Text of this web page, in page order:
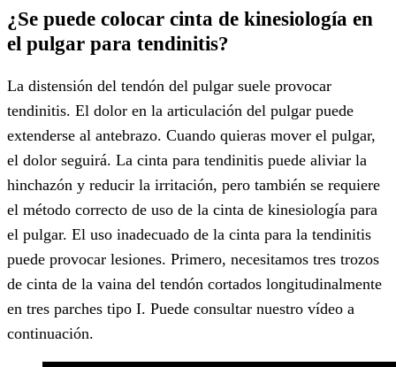
¿Se puede colocar cinta de kinesiología en
el pulgar para tendinitis?
La distensión del tendón del pulgar suele provocar
tendinitis. El dolor en la articulación del pulgar puede
extenderse al antebrazo. Cuando quieras mover el pulgar,
el dolor seguirá. La cinta para tendinitis puede aliviar la
hinchazón y reducir la irritación, pero también se requiere
el método correcto de uso de la cinta de kinesiología para
el pulgar. El uso inadecuado de la cinta para la tendinitis
puede provocar lesiones. Primero, necesitamos tres trozos
de cinta de la vaina del tendón cortados longitudinalmente
en tres parches tipo I. Puede consultar nuestro vídeo a
continuación.